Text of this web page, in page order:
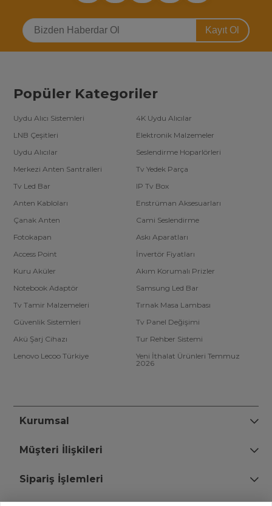
Kayıt Ol
Popüler Kategoriler
Uydu Alıcı Sistemleri
4K Uydu Alıcılar
LNB Çeşitleri
Elektronik Malzemeler
Uydu Alıcılar
Seslendirme Hoparlörleri
Merkezi Anten Santralleri
Tv Yedek Parça
Tv Led Bar
IP Tv Box
Anten Kabloları
Enstrüman Aksesuarları
Çanak Anten
Cami Seslendirme
Fotokapan
Askı Aparatları
Access Point
İnvertör Fiyatları
Kuru Aküler
Akım Korumalı Prizler
Notebook Adaptör
Samsung Led Bar
Tv Tamir Malzemeleri
Tırnak Masa Lambası
Güvenlik Sistemleri
Tv Panel Değişimi
Akü Şarj Cihazı
Tur Rehber Sistemi
Lenovo Lecoo Türkiye
Yeni İthalat Ürünleri Temmuz
2026
Kurumsal
Müşteri İlişkileri
Sipariş İşlemleri